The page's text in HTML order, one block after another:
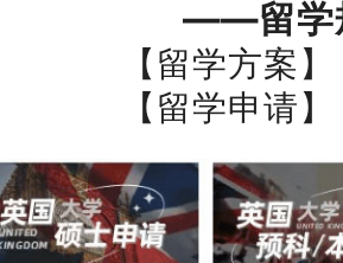
——留
【留学方案
【留学申请